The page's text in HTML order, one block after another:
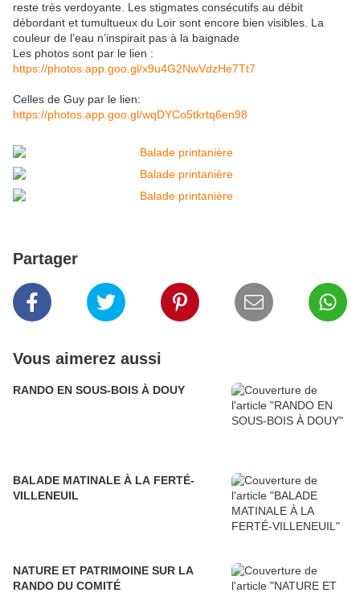
reste très verdoyante. Les stigmates consécutifs au débit
débordant et tumultueux du Loir sont encore bien visibles. La
couleur de l’eau n’inspirait pas à la baignade
Les photos sont par le lien :
https://photos.app.goo.gl/x9u4G2NwVdzHe7Tt7
Celles de Guy par le lien:
https://photos.app.goo.gl/wqDYCo5tkrtq6en98
Partager
Vous aimerez aussi
RANDO EN SOUS-BOIS À DOUY
BALADE MATINALE À LA FERTÉ-
VILLENEUIL
NATURE ET PATRIMOINE SUR LA
RANDO DU COMITÉ